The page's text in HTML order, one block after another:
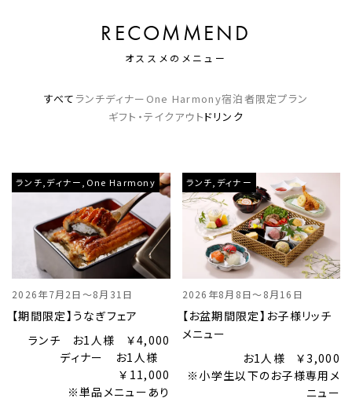
RECOMMEND
オススメのメニュー
すべて ランチディナー One Harmony宿泊者限定プラン
ギフト・テイクアウトドリンク
ランチ,ディナー,One Harmony
2026年7月2日～8月31日
【期間限定】うなぎフェア
ランチ お1人様 ￥4,000
ディナー お1人様
￥11,000
※単品メニューあり
ランチ,ディナー
2026年8月8日～8月16日
【お盆期間限定】お子様リッチ
メニュー
お1人様 ￥3,000
※小学生以下のお子様専用メ
ニュー